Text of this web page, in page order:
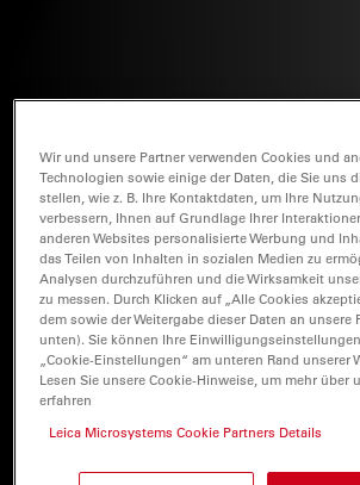
Wir und unsere Partner verwenden Cookies und
Technologien sowie einige der Daten, die Sie uns
stellen, wie z. B. Ihre Kontaktdaten, um Ihre
verbessern, Ihnen auf Grundlage Ihrer
anderen Websites personalisierte Werbung und
das Teilen von Inhalten in sozialen Medien zu
Analysen durchzuführen und die Wirksamkeit
zu messen. Durch Klicken auf „Alle Cookies
dem sowie der Weitergabe dieser Daten an unsere
unten). Sie können Ihre
„Cookie-Einstellungen“ am unteren Rand unserer
Lesen Sie unsere Cookie-Hinweise, um mehr über
erfahren
Leica Microsystems Cookie Partners Details